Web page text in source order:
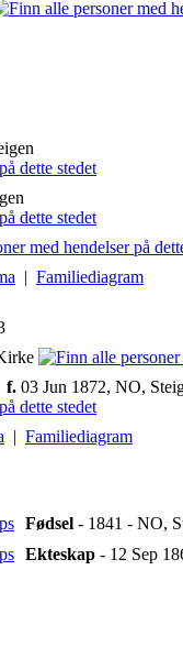
| Familiediagram
f. 03 Jun 1872, NO,
| Familiediagram
Fødsel - 1841 - NO,
Ekteskap - 12 Sep